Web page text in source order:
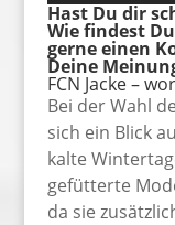
Hast Du dir
Wie findest
gerne einen
Deine
FCN Jacke –
Bei der Wahl
sich ein Blick
kalte
gefütterte
da sie